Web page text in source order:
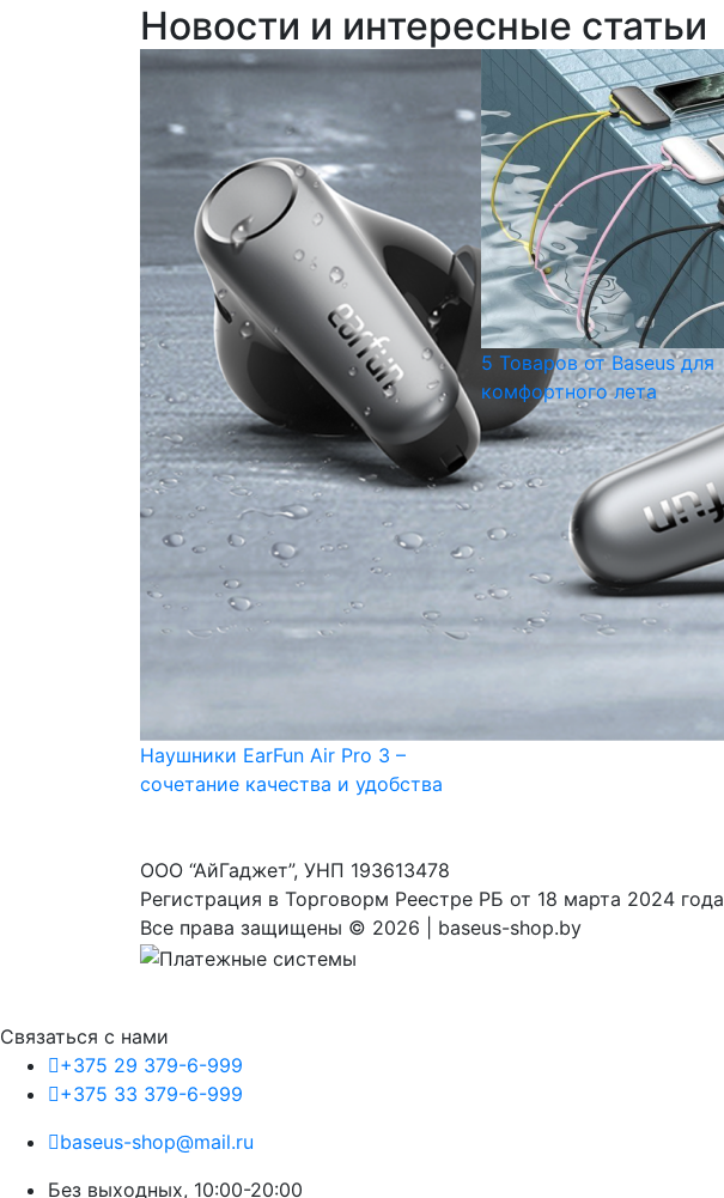
Новости и интересные статьи
Наушники EarFun Air Pro 3 –
сочетание качества и удобства
5 Товаров от Baseus для
комфортного лета
ООО “АйГаджет”, УНП 193613478
Регистрация в Торговорм Реестре РБ от 18 марта 2024 года
Все права защищены © 2026 | baseus-shop.by
Связаться с нами
+375 29 379-6-999
+375 33 379-6-999
baseus-shop@mail.ru
Без выходных, 10:00-20:00